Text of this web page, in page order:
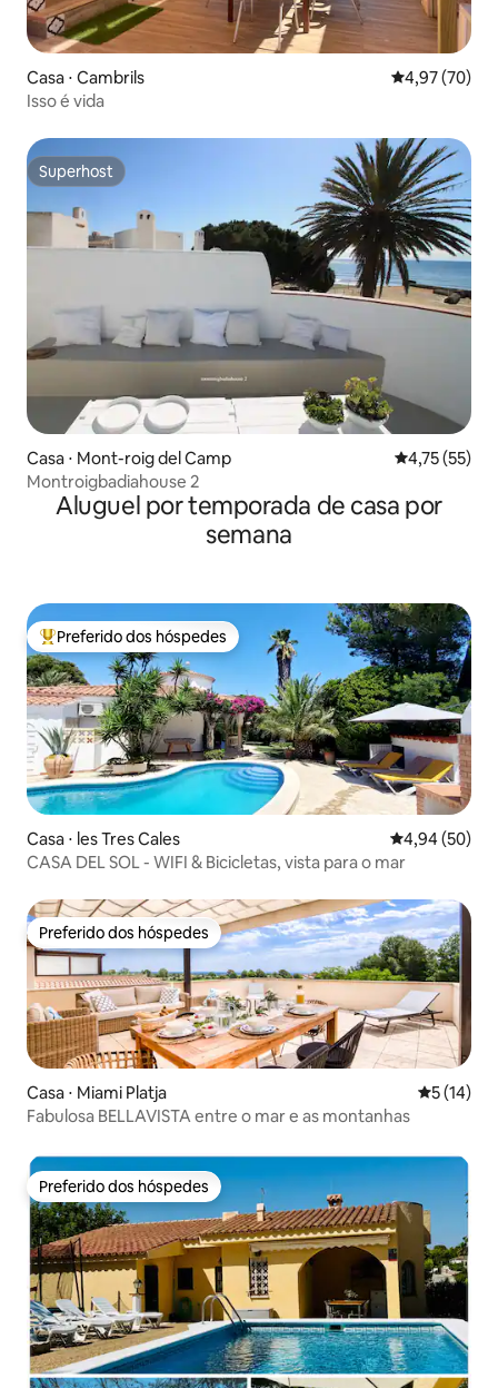
Casa ⋅ Cambrils 4,97 de uma
4,97 (70)
Isso é vida
Superhost
Superhost
Casa ⋅ Mont-roig del Camp 4,75 de uma
4,75 (55)
Montroigbadiahouse 2
Aluguel por temporada de casa por
semana
Entre os melhores preferidos dos hóspedes
Preferido dos hóspedes
Casa ⋅ les Tres Cales 4,94 de uma
4,94 (50)
CASA DEL SOL - WIFI & Bicicletas, vista para o mar
Preferido dos hóspedes
Preferido dos hóspedes
Casa ⋅ Miami Platja 5 de uma
5 (14)
Fabulosa BELLAVISTA entre o mar e as montanhas
Preferido dos hóspedes
Preferido dos hóspedes